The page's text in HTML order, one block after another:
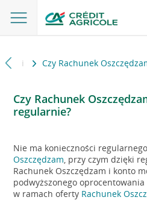
Czy Rachunek
Czy Rachunek
regularnie?
Nie ma konieczności
Oszczędzam, przy czym dzięki
Rachunek Oszczędzam i konto
podwyższonego
w ramach oferty Rachunek